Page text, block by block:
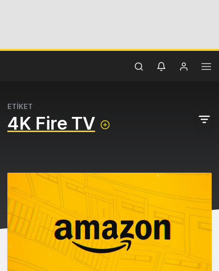
ETİKET
4K Fire TV